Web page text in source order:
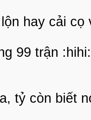
hay cải cọ
99 trận
tỷ còn biết